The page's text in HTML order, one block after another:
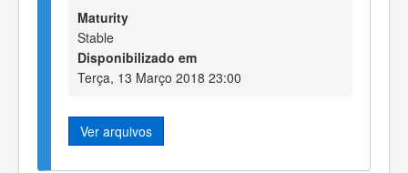
Maturity
Stable
Disponibilizado em
Terça, 13 Março 2018 23:00
Ver arquivos